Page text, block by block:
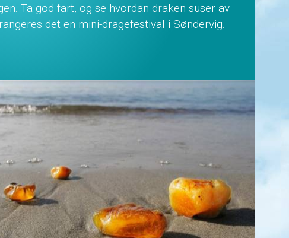
Ta god fart, og se hvordan draken suser av
det en mini-dragefestival i Søndervig.